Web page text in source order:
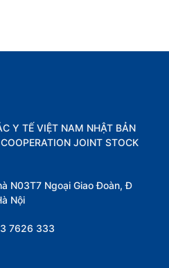
Y TẾ VIỆT NAM NHẬT BẢN
JOINT STOCK
N03T7 Ngoại Giao Đoàn, Đ
Nội
7626 333